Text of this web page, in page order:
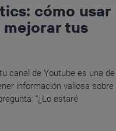
cómo usar
mejorar tus
canal de Youtube es una de
información valiosa sobre
“¿Lo estaré